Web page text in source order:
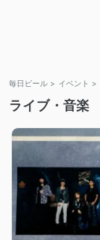
毎日ビール > イベント >
ライブ・音楽